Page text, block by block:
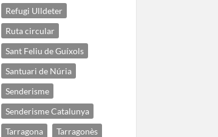
Refugi Ulldeter
Ruta circular
Sant Feliu de Guíxols
Santuari de Núria
Senderisme
Senderisme Catalunya
Tarragona
Tarragonès